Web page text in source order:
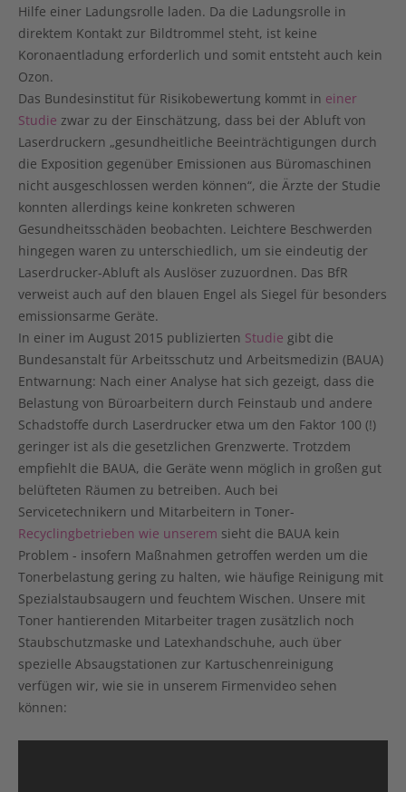
Hilfe einer Ladungsrolle laden. Da die Ladungsrolle in
direktem Kontakt zur Bildtrommel steht, ist keine
Koronaentladung erforderlich und somit entsteht auch kein
Ozon.
Das Bundesinstitut für Risikobewertung kommt in einer
Studie zwar zu der Einschätzung, dass bei der Abluft von
Laserdruckern „gesundheitliche Beeinträchtigungen durch
die Exposition gegenüber Emissionen aus Büromaschinen
nicht ausgeschlossen werden können“, die Ärzte der Studie
konnten allerdings keine konkreten schweren
Gesundheitsschäden beobachten. Leichtere Beschwerden
hingegen waren zu unterschiedlich, um sie eindeutig der
Laserdrucker-Abluft als Auslöser zuzuordnen. Das BfR
verweist auch auf den blauen Engel als Siegel für besonders
emissionsarme Geräte.
In einer im August 2015 publizierten Studie gibt die
Bundesanstalt für Arbeitsschutz und Arbeitsmedizin (BAUA)
Entwarnung: Nach einer Analyse hat sich gezeigt, dass die
Belastung von Büroarbeitern durch Feinstaub und andere
Schadstoffe durch Laserdrucker etwa um den Faktor 100 (!)
geringer ist als die gesetzlichen Grenzwerte. Trotzdem
empfiehlt die BAUA, die Geräte wenn möglich in großen gut
belüfteten Räumen zu betreiben. Auch bei
Servicetechnikern und Mitarbeitern in Toner-
Recyclingbetrieben wie unserem sieht die BAUA kein
Problem - insofern Maßnahmen getroffen werden um die
Tonerbelastung gering zu halten, wie häufige Reinigung mit
Spezialstaubsaugern und feuchtem Wischen. Unsere mit
Toner hantierenden Mitarbeiter tragen zusätzlich noch
Staubschutzmaske und Latexhandschuhe, auch über
spezielle Absaugstationen zur Kartuschenreinigung
verfügen wir, wie sie in unserem Firmenvideo sehen
können: